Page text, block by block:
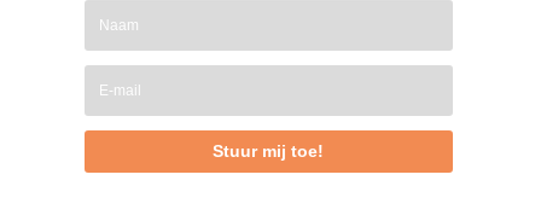
Stuur mij toe!